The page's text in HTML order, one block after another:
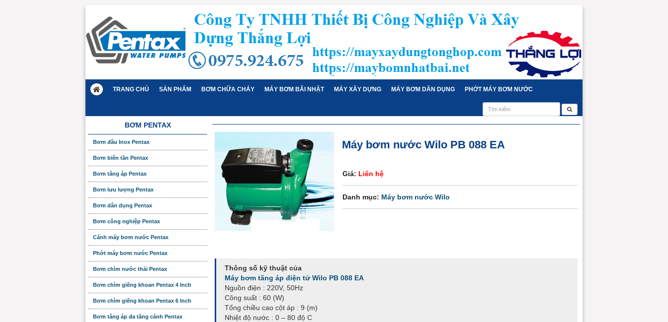
TRANG CHỦ SẢN PHẨM BƠM CHỮA CHÁY MÁY BƠM BÃI NHẬT MÁY XÂY DỰNG MÁY BƠM DÂN DỤNG PHỚT MÁY BƠM NƯỚC
Máy bơm nước Wilo PB 088 EA
Giá: Liên hệ
Danh mục: Máy bơm nước Wilo
Thông số kỹ thuật của
Máy bơm tăng áp điện tử Wilo PB 088 EA
Nguồn điện : 220V, 50Hz
Công suất : 60 (W)
Tổng chiều cao cột áp : 9 (m)
Nhiệt độ nước : 0 – 80 độ C
BƠM PENTAX
Bơm đầu Inox Pentax
Bơm biến tần Pentax
Bơm tăng áp Pentax
Bơm lưu lượng Pentax
Bơm dân dụng Pentax
Bơm công nghiệp Pentax
Cánh máy bơm nước Pentax
Phớt máy bơm nước Pentax
Bơm chìm nước thải Pentax
Bơm chìm giếng khoan Pentax 4 Inch
Bơm chìm giếng khoan Pentax 6 Inch
Bơm tăng áp đa tầng cánh Pentax